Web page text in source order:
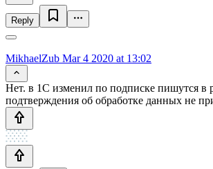
Reply
MikhaelZub Mar 4 2020 at 13:02
Нет. в 1С изменил по подписке пишутся в
подтверждения об обработке данных не